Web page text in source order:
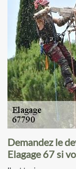
Demandez le
Elagage 67 si